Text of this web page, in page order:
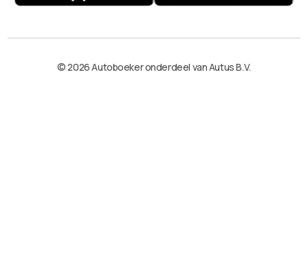
© 2026 Autoboeker onderdeel van Autus B.V.